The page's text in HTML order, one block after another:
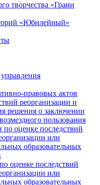
творчества «Грани
«Юбилейный»
правовых актов
реорганизации и
решения о заключении
пользования
оценке последствий
или
образовательных
оценке последствий
или
образовательных